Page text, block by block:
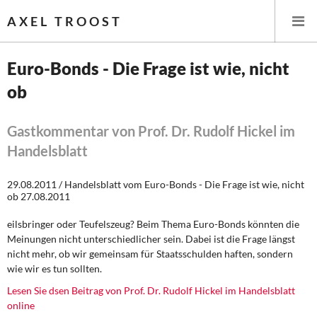
AXEL TROOST
Startseite
Themen
Wirtschaftspolitik
Steuer- und Finanzpolitik
Öffentliche Infrastruktur und Daseinsvorsorge
Eurokrise und Griechenland
Euro-Bonds - Die Frage ist wie, nicht
ob
Gastkommentar von Prof. Dr. Rudolf Hickel im
Handelsblatt
29.08.2011 / Handelsblatt vom Euro-Bonds - Die Frage ist wie, nicht
ob 27.08.2011
eilsbringer oder Teufelszeug? Beim Thema Euro-Bonds könnten die
Meinungen nicht unterschiedlicher sein. Dabei ist die Frage längst
nicht mehr, ob wir gemeinsam für Staatsschulden haften, sondern
wie wir es tun sollten.
Lesen Sie dsen Beitrag von Prof. Dr. Rudolf Hickel im Handelsblatt
online